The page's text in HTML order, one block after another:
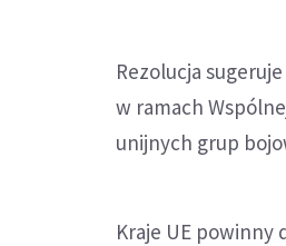
Rezolucja
w ramach
unijnych grup
Kraje UE powinny